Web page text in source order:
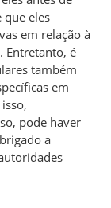
que eles
em relação à
Entretanto, é
também
em
pode haver
a